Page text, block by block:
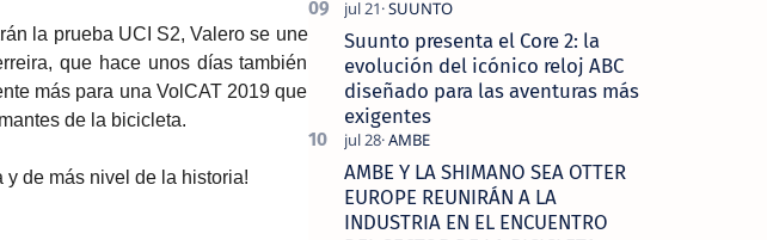
la prueba UCI S2, Valero se une
que hace unos días también
más para una VolCAT 2019 que
de la bicicleta.
y de más nivel de la historia!
Suunto presenta el Core 2: la
evolución del icónico reloj ABC
diseñado para las aventuras más
exigentes
AMBE Y LA SHIMANO SEA OTTER
EUROPE REUNIRÁN A LA
INDUSTRIA EN EL ENCUENTRO